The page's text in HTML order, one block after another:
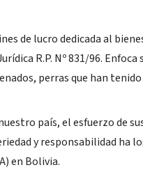
de lucro dedicada al
R.P. Nº 831/96.
perras que han
país, el esfuerzo de
y responsabilidad ha
en Bolivia.